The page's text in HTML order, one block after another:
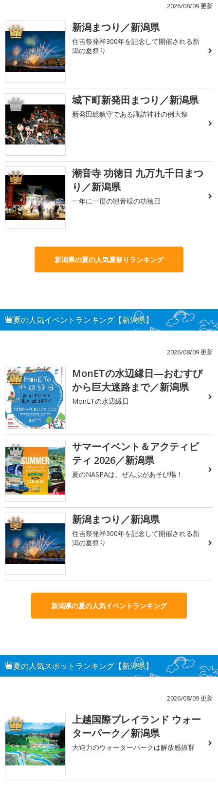
2026/08/09 更新
1 新潟まつり／新潟県
住吉祭発祥300年を記念して開催される新
潟の夏祭り
2 城下町新発田まつり／新潟県
新発田総鎮守である諏訪神社の例大祭
3
潮音寺 功徳日 九万九千日まつ
り／新潟県
一年に一度の観音様の功徳日
新潟県の夏の人気夏祭りランキング
夏の人気イベントランキング【新潟県】
2026/08/09 更新
1
MonETの水辺縁日―おむすび
から巨大迷路まで／新潟県
MonETの水辺縁日
2
サマーイベント＆アクティビ
ティ 2026／新潟県
夏のNASPAは、ぜんぶがあそび場！
3 新潟まつり／新潟県
住吉祭発祥300年を記念して開催される新
潟の夏祭り
新潟県の夏の人気イベントランキング
夏の人気スポットランキング【新潟県】
2026/08/09 更新
1
上越国際プレイランド ウォー
ターパーク／新潟県
大迫力のウォーターパークは解放感抜群